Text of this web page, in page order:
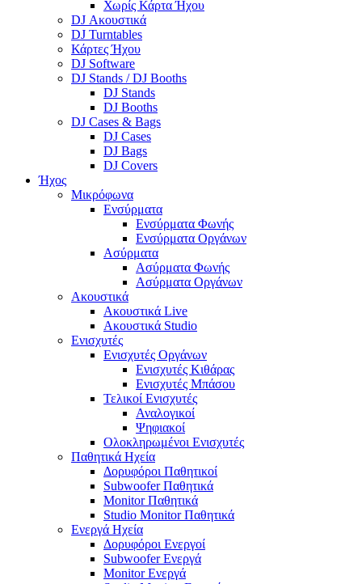
Χωρίς Κάρτα Ήχου
DJ Ακουστικά
DJ Turntables
Κάρτες Ήχου
DJ Software
DJ Stands / DJ Booths
DJ Stands
DJ Booths
DJ Cases & Bags
DJ Cases
DJ Bags
DJ Covers
Ήχος
Μικρόφωνα
Ενσύρματα
Ενσύρματα Φωνής
Ενσύρματα Οργάνων
Ασύρματα
Ασύρματα Φωνής
Ασύρματα Οργάνων
Ακουστικά
Ακουστικά Live
Ακουστικά Studio
Ενισχυτές
Ενισχυτές Οργάνων
Ενισχυτές Κιθάρας
Ενισχυτές Μπάσου
Τελικοί Ενισχυτές
Αναλογικοί
Ψηφιακοί
Ολοκληρωμένοι Ενισχυτές
Παθητικά Ηχεία
Δορυφόροι Παθητικοί
Subwoofer Παθητικά
Monitor Παθητικά
Studio Monitor Παθητικά
Ενεργά Ηχεία
Δορυφόροι Ενεργοί
Subwoofer Ενεργά
Monitor Ενεργά